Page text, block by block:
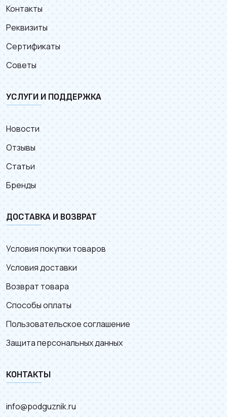
Контакты
Реквизиты
Сертификаты
Советы
УСЛУГИ И ПОДДЕРЖКА
Новости
Отзывы
Статьи
Бренды
ДОСТАВКА И ВОЗВРАТ
Условия покупки товаров
Условия доставки
Возврат товара
Способы оплаты
Пользовательское соглашение
Защита персональных данных
КОНТАКТЫ
info@podguznik.ru